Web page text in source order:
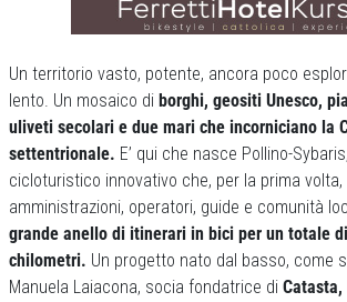
Un territorio vasto, potente, ancora poco
lento. Un mosaico di borghi, geositi Unesco,
uliveti secolari e due mari che incorniciano la
settentrionale. E’ qui che nasce Pollino-
cicloturistico innovativo che, per la prima
amministrazioni, operatori, guide e comunità
grande anello di itinerari in bici per un totale
chilometri. Un progetto nato dal basso, come
Manuela Laiacona, socia fondatrice di Catasta,